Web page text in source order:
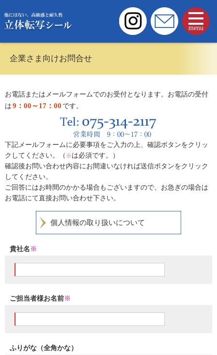
menu
企業さま向けお問合せ
お電話またはメールフォームでのお受付となります。お電話の受付
は 9：00～17：00 です。
下記メールフォームに必要事項をご入力の上、確認ボタンをクリッ
クしてください。（ ※は必須です。）
確認後お問い合わせ内容にお間違いなければ送信ボタンをクリック
してください。
ご回答にはお時間のかかる場合もございますので、お急ぎの場合は
お電話にて直接お問い合わせ下さい。
個人情報の取り扱いについて
貴社名 ※
ご担当者様お名前※
ふりがな（全角かな）